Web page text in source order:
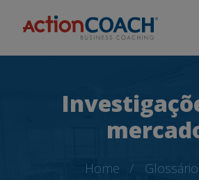
Home Glossário